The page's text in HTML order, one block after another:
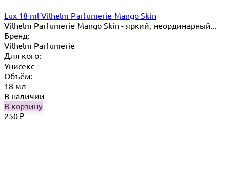
Lux 18 ml Vilhelm Parfumerie Mango Skin
Vilhelm Parfumerie Mango Skin - яркий, неординарный...
Бренд:
Vilhelm Parfumerie
Для кого:
Унисекс
Объём:
18 мл
В наличии
В корзину
250 ₽